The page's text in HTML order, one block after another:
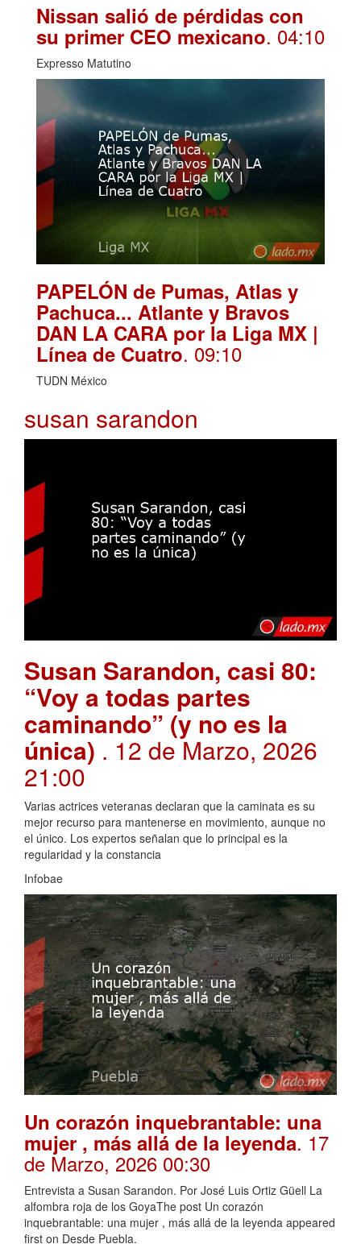
Nissan salió de pérdidas con
su primer CEO mexicano. 04:10
Expresso Matutino
PAPELÓN de Pumas, Atlas y
Pachuca... Atlante y Bravos
DAN LA CARA por la Liga MX |
Línea de Cuatro. 09:10
TUDN México
susan sarandon
Susan Sarandon, casi 80:
“Voy a todas partes
caminando” (y no es la
única) . 12 de Marzo, 2026
21:00
Varias actrices veteranas declaran que la caminata es su
mejor recurso para mantenerse en movimiento, aunque no
el único. Los expertos señalan que lo principal es la
regularidad y la constancia
Infobae
Un corazón inquebrantable: una
mujer , más allá de la leyenda. 17
de Marzo, 2026 00:30
Entrevista a Susan Sarandon. Por José Luis Ortiz Güell La
alfombra roja de los GoyaThe post Un corazón
inquebrantable: una mujer , más allá de la leyenda appeared
first on Desde Puebla.